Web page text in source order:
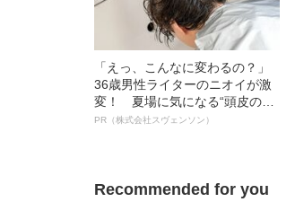
「えっ、こんなに変わるの？」
36歳男性ライターのニオイが激
変！ 夏場に気になる“頭皮のニ
オイ”や“ベタつき”を解消す
PR（株式会社スヴェンソン）
Recommended for you